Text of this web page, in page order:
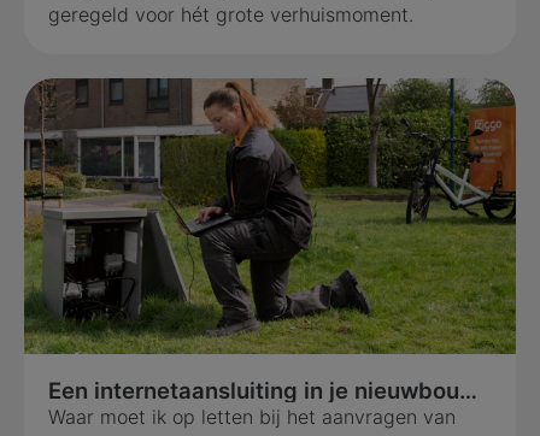
geregeld voor hét grote verhuismoment.
Een internetaansluiting in je nieuwbouwhuis in 5 stappen
Waar moet ik op letten bij het aanvragen van